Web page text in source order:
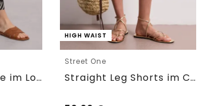
7/8 Wide Leg Hose im Loose Fit
HIGH WAIST
Street One
Straight Leg Shorts im Casual Fit